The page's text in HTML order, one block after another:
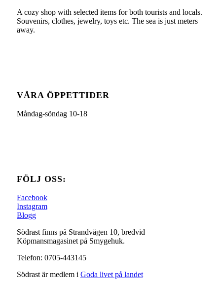
A cozy shop with selected items for both tourists and locals.
Souvenirs, clothes, jewelry, toys etc. The sea is just meters
away.
VÅRA ÖPPETTIDER
Måndag-söndag 10-18
FÖLJ OSS:
Facebook
Instagram
Blogg
Södrast finns på Strandvägen 10, bredvid
Köpmansmagasinet på Smygehuk.
Telefon: 0705-443145
Södrast är medlem i Goda livet på landet